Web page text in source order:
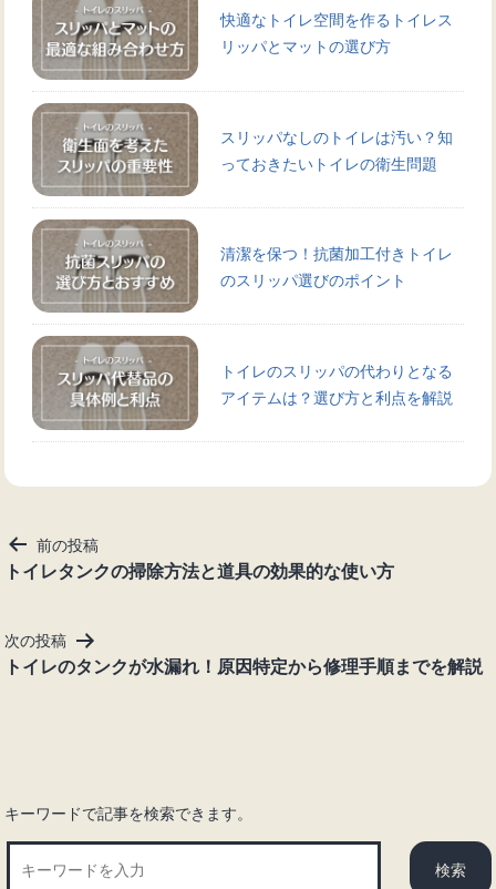
快適なトイレ空間を作るトイレス
リッパとマットの選び方
スリッパなしのトイレは汚い？知
っておきたいトイレの衛生問題
清潔を保つ！抗菌加工付きトイレ
のスリッパ選びのポイント
トイレのスリッパの代わりとなる
アイテムは？選び方と利点を解説
投
稿
ゲ
ー
前の投稿
トイレタンクの掃除方法と道具の効果的な使い方
次の投稿
トイレのタンクが水漏れ！原因特定から修理手順までを解説
キーワードで記事を検索できます。